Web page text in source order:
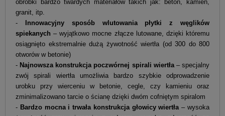
obróbki bardzo twardych materiałów takich jak: beton, kamień,
granit, itp.
- Innowacyjny sposób wlutowania płytki z węglików
spiekanych – wyjątkowo mocne złącze lutowane, dzięki któremu
osiągnięto ekstremalnie dużą żywotność wiertła (od 300 do 800
otworów w betonie)
- Najnowsza konstrukcja poczwórnej spirali wiertła– specjalny
zwój spirali wiertła umożliwia bardzo szybkie odprowadzenie
urobku przy wierceniu w betonie, cegle, czy kamieniu oraz
zminimalizowano tarcie o ścianę dzięki dwóm cofniętym spiralom
- Bardzo mocna i trwała konstrukcja głowicy wiertła – wysoka